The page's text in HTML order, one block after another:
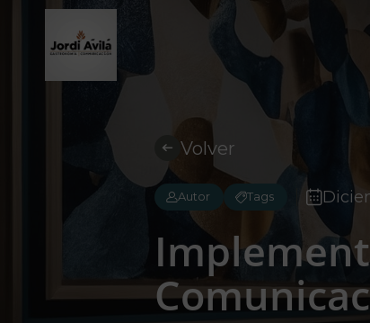
Volver
Autor Tags